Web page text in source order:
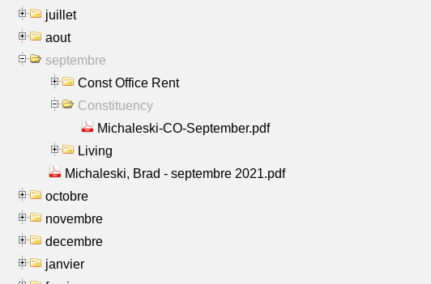
juillet
aout
septembre
Const Office Rent
Constituency
Michaleski-CO-September.pdf
Living
Michaleski, Brad - septembre 2021.pdf
octobre
novembre
decembre
janvier